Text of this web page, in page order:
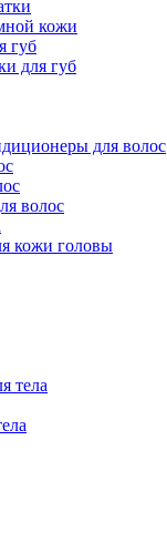
кожи
губ
для губ
для волос
волос
кожи головы
тела